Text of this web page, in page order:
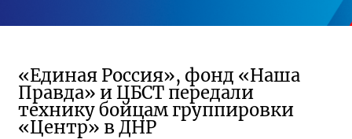
«Единая Россия», фонд «Наша
Правда» и ЦБСТ передали
технику бойцам группировки
«Центр» в ДНР